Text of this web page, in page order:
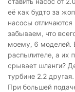
её как будто за
насосы
забываем, что
моему , 6 моделей.
распылителе, а их
срывает шланги?
турбине 2.2
При большей